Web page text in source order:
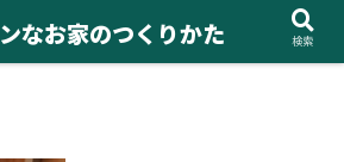
なお家のつくりかた 検索